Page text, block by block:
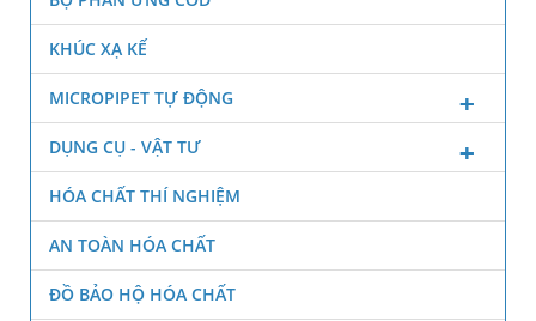
KHÚC XẠ KẾ
MICROPIPET TỰ ĐỘNG
DỤNG CỤ - VẬT TƯ
HÓA CHẤT THÍ NGHIỆM
AN TOÀN HÓA CHẤT
ĐỒ BẢO HỘ HÓA CHẤT